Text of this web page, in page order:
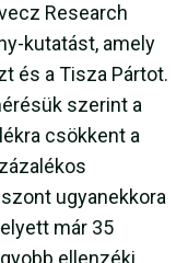
Research
kutatást, amely
és a Tisza Pártot.
szerint a
csökkent a
ugyanekkora
már 35
ellenzéki